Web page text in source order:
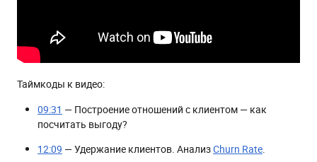
Таймкоды к видео:
09:31 — Построение отношений с клиентом — как
посчитать выгоду?
12:09 — Удержание клиентов. АнализChurn Rate.